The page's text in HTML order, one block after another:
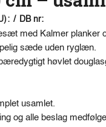
/ DB nr:
med Kalmer planker
sæde uden ryglæn.
høvlet
usamlet.
og alle beslag